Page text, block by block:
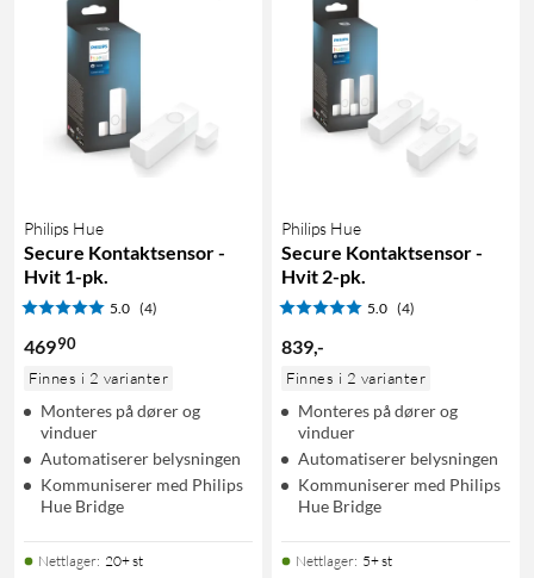
Philips Hue
Secure Kontaktsensor -
Hvit 1-pk.
5.0 (4)
46990
Finnes i 2 varianter
Monteres på dører og
vinduer
Automatiserer belysningen
Kommuniserer med Philips
Hue Bridge
Nettlager: 20+ st
Philips Hue
Secure Kontaktsensor -
Hvit 2-pk.
5.0 (4)
839-
Finnes i 2 varianter
Monteres på dører og
vinduer
Automatiserer belysningen
Kommuniserer med Philips
Hue Bridge
Nettlager: 5+ st